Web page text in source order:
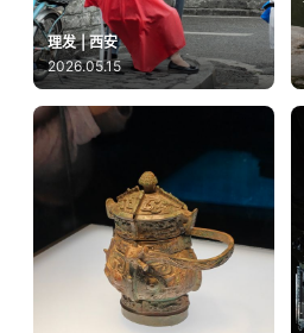
理发 | 西安
2026.05.15